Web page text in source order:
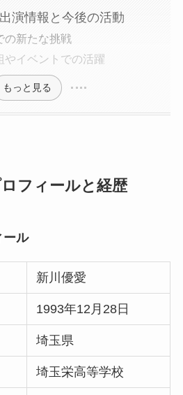
演情報と今後の活動
の新たな挑戦
やイベントでの活躍
もっと見る
フィールと経歴
ール
新川優愛
1993年12月28日
埼玉県
埼玉栄高等学校